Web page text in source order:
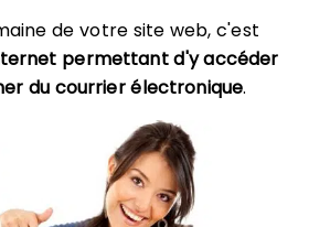
de votre site web, c'est
permettant d'y accéder
du courrier électronique.